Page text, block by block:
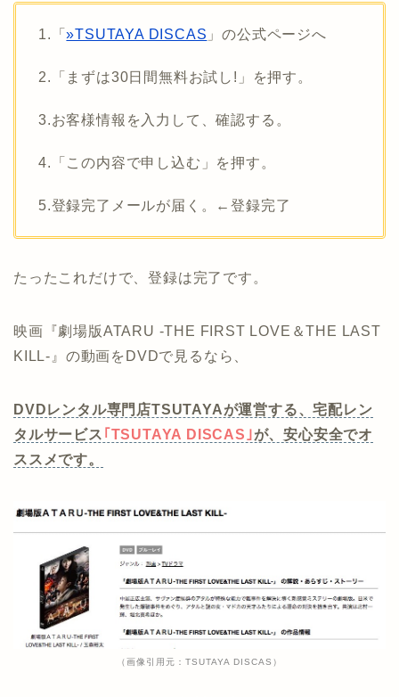
1.「»TSUTAYA DISCAS 」の公式ページへ
2.「まずは30日間無料お試し!」を押す。
3.お客様情報を入力して、確認する。
4.「この内容で申し込む」を押す。
5.登録完了メールが届く。←登録完了
たったこれだけで、登録は完了です。
映画『劇場版ATARU ‐THE FIRST LOVE＆THE LAST
KILL‐』の動画をDVDで見るなら、
DVDレンタル専門店TSUTAYAが運営する、宅配レン
タルサービス ｢TSUTAYA DISCAS｣ が、安心安全でオ
ススメです。
（画像引用元：TSUTAYA DISCAS）